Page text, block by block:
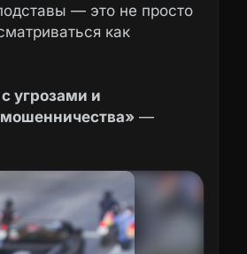
— это не просто
как
угрозами и
—